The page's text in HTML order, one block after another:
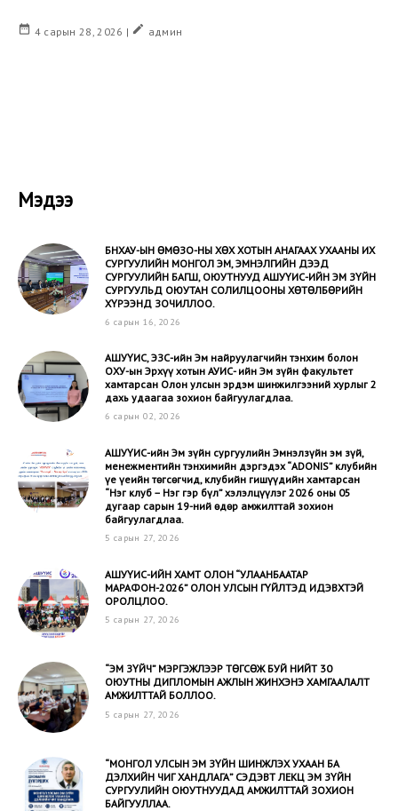
date_range 4 сарын 28, 2026 | create админ
Мэдээ
БНХАУ-ЫН ӨМӨЗО-НЫ ХӨХ ХОТЫН АНАГААХ УХААНЫ ИХ
СУРГУУЛИЙН МОНГОЛ ЭМ, ЭМНЭЛГИЙН ДЭЭД
СУРГУУЛИЙН БАГШ, ОЮУТНУУД АШУҮИС-ИЙН ЭМ ЗҮЙН
СУРГУУЛЬД ОЮУТАН СОЛИЛЦООНЫ ХӨТӨЛБӨРИЙН
ХҮРЭЭНД ЗОЧИЛЛОО.
6 сарын 16, 2026
АШУҮИС, ЭЗС-ийн Эм найруулагчийн тэнхим болон
ОХУ-ын Эрхүү хотын АУИС- ийн Эм зүйн факультет
хамтарсан Олон улсын эрдэм шинжилгээний хурлыг 2
дахь удаагаа зохион байгуулагдлаа.
6 сарын 02, 2026
АШУҮИС-ийн Эм зүйн сургуулийн Эмнэлзүйн эм зүй,
менежментийн тэнхимийн дэргэдэх “ADONIS” клубийн
үе үеийн төгсөгчид, клубийн гишүүдийн хамтарсан
“Нэг клуб – Нэг гэр бүл” хэлэлцүүлэг 2026 оны 05
дугаар сарын 19-ний өдөр амжилттай зохион
байгуулагдлаа.
5 сарын 27, 2026
АШУҮИС-ИЙН ХАМТ ОЛОН “УЛААНБААТАР
МАРАФОН-2026” ОЛОН УЛСЫН ГҮЙЛТЭД ИДЭВХТЭЙ
ОРОЛЦЛОО.
5 сарын 27, 2026
“ЭМ ЗҮЙЧ” МЭРГЭЖЛЭЭР ТӨГСӨЖ БУЙ НИЙТ 30
ОЮУТНЫ ДИПЛОМЫН АЖЛЫН ЖИНХЭНЭ ХАМГААЛАЛТ
АМЖИЛТТАЙ БОЛЛОО.
5 сарын 27, 2026
“МОНГОЛ УЛСЫН ЭМ ЗҮЙН ШИНЖЛЭХ УХААН БА
ДЭЛХИЙН ЧИГ ХАНДЛАГА” СЭДЭВТ ЛЕКЦ ЭМ ЗҮЙН
СУРГУУЛИЙН ОЮУТНУУДАД АМЖИЛТТАЙ ЗОХИОН
БАЙГУУЛЛАА.